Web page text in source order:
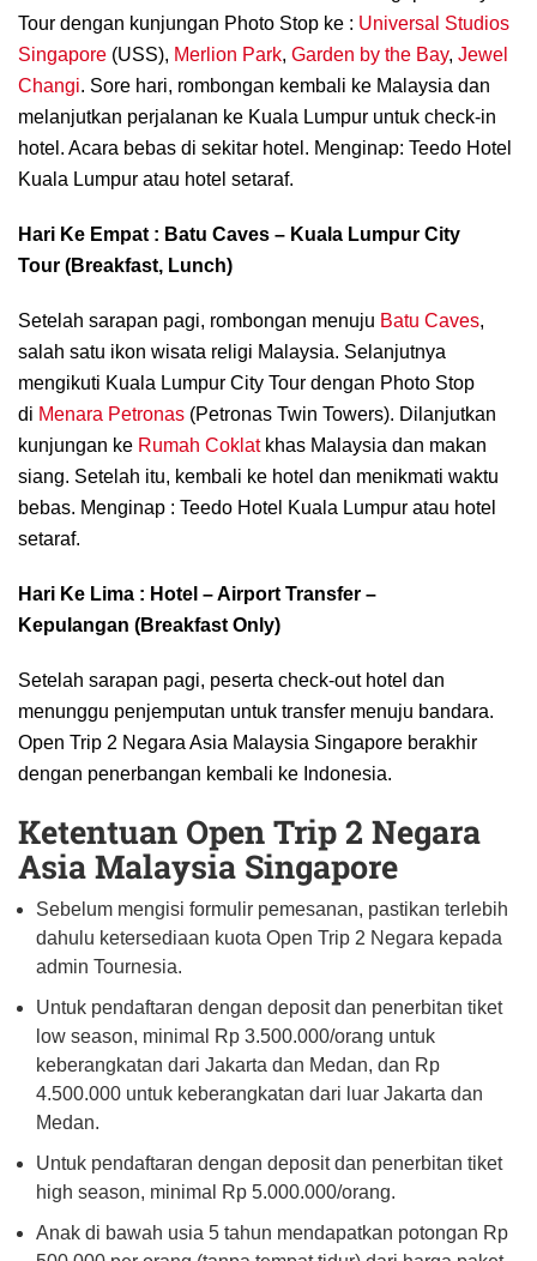
Tour dengan kunjungan Photo Stop ke : Universal Studios
Singapore (USS), Merlion Park, Garden by the Bay, Jewel
Changi. Sore hari, rombongan kembali ke Malaysia dan
melanjutkan perjalanan ke Kuala Lumpur untuk check-in
hotel. Acara bebas di sekitar hotel. Menginap: Teedo Hotel
Kuala Lumpur atau hotel setaraf.
Hari Ke Empat : Batu Caves – Kuala Lumpur City
Tour (Breakfast, Lunch)
Setelah sarapan pagi, rombongan menuju Batu Caves,
salah satu ikon wisata religi Malaysia. Selanjutnya
mengikuti Kuala Lumpur City Tour dengan Photo Stop
di Menara Petronas (Petronas Twin Towers). Dilanjutkan
kunjungan ke Rumah Coklatkhas Malaysia dan makan
siang. Setelah itu, kembali ke hotel dan menikmati waktu
bebas. Menginap : Teedo Hotel Kuala Lumpur atau hotel
setaraf.
Hari Ke Lima : Hotel – Airport Transfer –
Kepulangan (Breakfast Only)
Setelah sarapan pagi, peserta check-out hotel dan
menunggu penjemputan untuk transfer menuju bandara.
Open Trip 2 Negara Asia Malaysia Singapore berakhir
dengan penerbangan kembali ke Indonesia.
Ketentuan Open Trip 2 Negara
Asia Malaysia Singapore
Sebelum mengisi formulir pemesanan, pastikan terlebih
dahulu ketersediaan kuota Open Trip 2 Negara kepada
admin Tournesia.
Untuk pendaftaran dengan deposit dan penerbitan tiket
low season, minimal Rp 3.500.000/orang untuk
keberangkatan dari Jakarta dan Medan, dan Rp
4.500.000 untuk keberangkatan dari luar Jakarta dan
Medan.
Untuk pendaftaran dengan deposit dan penerbitan tiket
high season, minimal Rp 5.000.000/orang.
Anak di bawah usia 5 tahun mendapatkan potongan Rp